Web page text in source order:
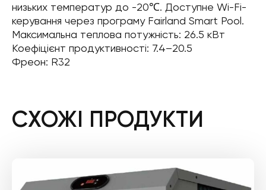
низьких температур до -20℃. Доступне Wi-Fi-
керування через програму Fairland Smart Pool.
Максимальна теплова потужність: 26.5 кВт
Коефіцієнт продуктивності: 7.4–20.5
Фреон: R32
СХОЖІ ПРОДУКТИ